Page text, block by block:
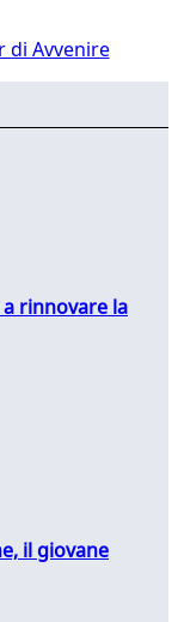
di Avvenire
rinnovare la
il giovane